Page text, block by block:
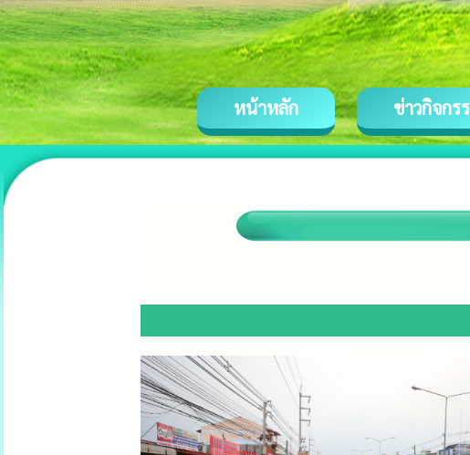
หน้าหลัก ข่าวกิจกร